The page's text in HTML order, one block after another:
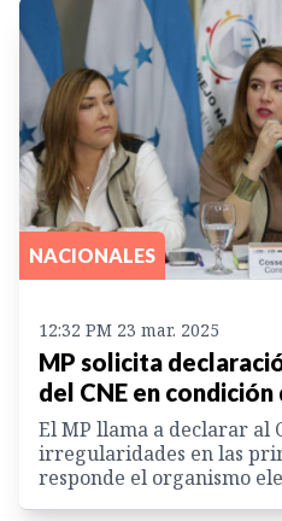
NACIONALES
12:32 PM 23 mar. 2025
MP solicita
del CNE en
El MP llama a declarar al
irregularidades en las
responde el organismo